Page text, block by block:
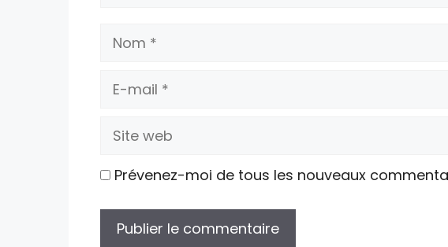
Nom
E-
Site
Prévenez-moi de tous les nouveaux